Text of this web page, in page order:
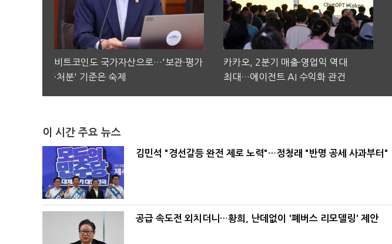
비트코인도 국가자산으로…'보관·평가
·처분' 기준은 숙제
카카오, 2분기 매출·영업익 역대
최대…에이전트 AI 수익화 관건
이 시간 주요 뉴스
김민석 "경선갈등 완전 제로 노력"…정청래 "반명 공세 사과부터"
공급 속도전 외치더니…황희, 난데없이 '폐버스 리모델링' 제안